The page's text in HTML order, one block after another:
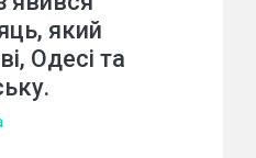
який
Одесі та